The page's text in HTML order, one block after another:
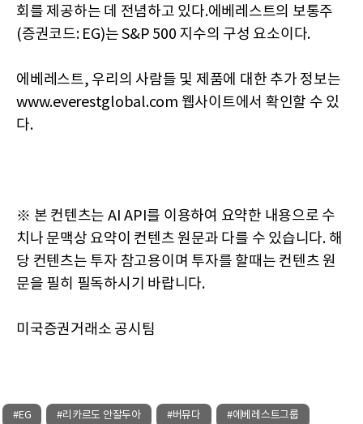
회를 제공하는 데 전념하고 있다.에베레스트의 보통주
(증권코드: EG)는 S&P 500 지수의 구성 요소이다.
에베레스트, 우리의 사람들 및 제품에 대한 추가 정보는
www.everestglobal.com 웹사이트에서 확인할 수 있
다.
※ 본 컨텐츠는 AI API를 이용하여 요약한 내용으로 수
치나 문맥상 요약이 컨텐츠 원문과 다를 수 있습니다. 해
당 컨텐츠는 투자 참고용이며 투자를 할때는 컨텐츠 원
문을 필히 필독하시기 바랍니다.
미국증권거래소 공시팀
#EG #리카르도 안잘두아 #버뮤다 #에베레스트그룹